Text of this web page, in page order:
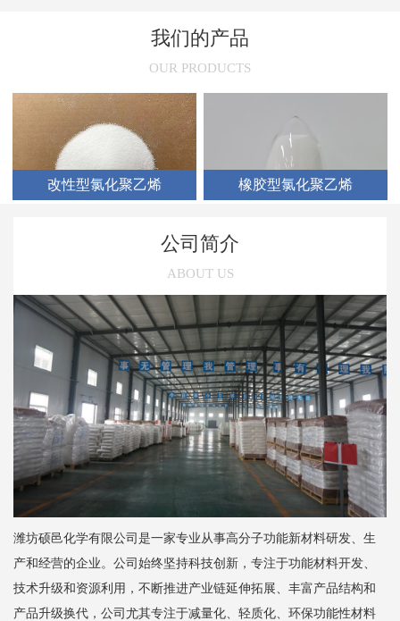
我们的产品
OUR PRODUCTS
改性型氯化聚乙烯 橡胶型氯化聚乙烯
公司简介
ABOUT US
潍坊硕邑化学有限公司是一家专业从事高分子功能新材料研发、生
产和经营的企业。公司始终坚持科技创新，专注于功能材料开发、
技术升级和资源利用，不断推进产业链延伸拓展、丰富产品结构和
产品升级换代，公司尤其专注于减量化、轻质化、环保功能性材料